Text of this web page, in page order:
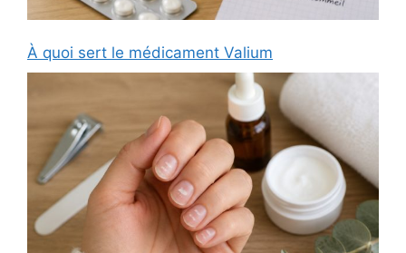
À quoi sert le médicament Valium